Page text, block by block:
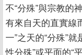
不“分殊”與宗教的
有來自天的直實線
一”之天的“分殊”
性分殊”或平面的“